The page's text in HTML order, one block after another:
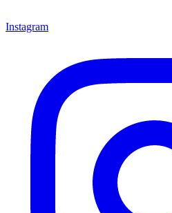
Instagram